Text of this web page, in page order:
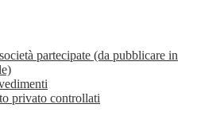
partecipate (da pubblicare in
privato controllati